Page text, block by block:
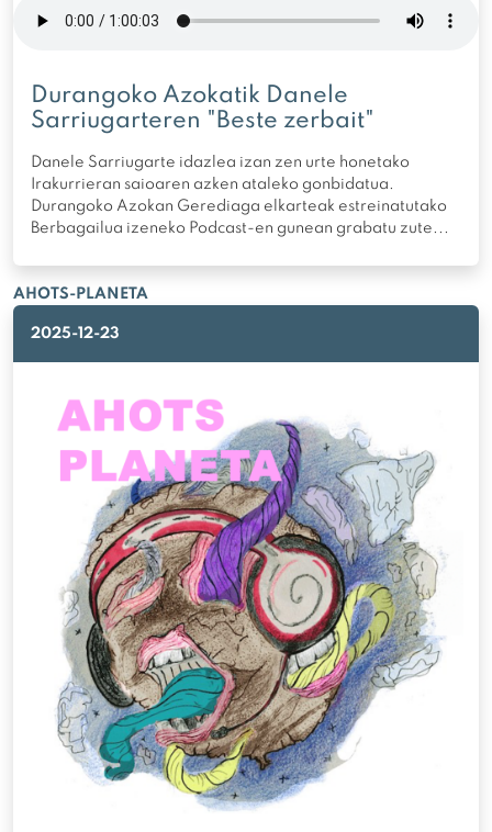
Durangoko Azokatik Danele
Sarriugarteren "Beste zerbait"
Danele Sarriugarte idazlea izan zen urte honetako
Irakurrieran saioaren azken ataleko gonbidatua.
Durangoko Azokan Gerediaga elkarteak estreinatutako
Berbagailua izeneko Podcast-en gunean grabatu zute...
AHOTS-PLANETA
2025-12-23